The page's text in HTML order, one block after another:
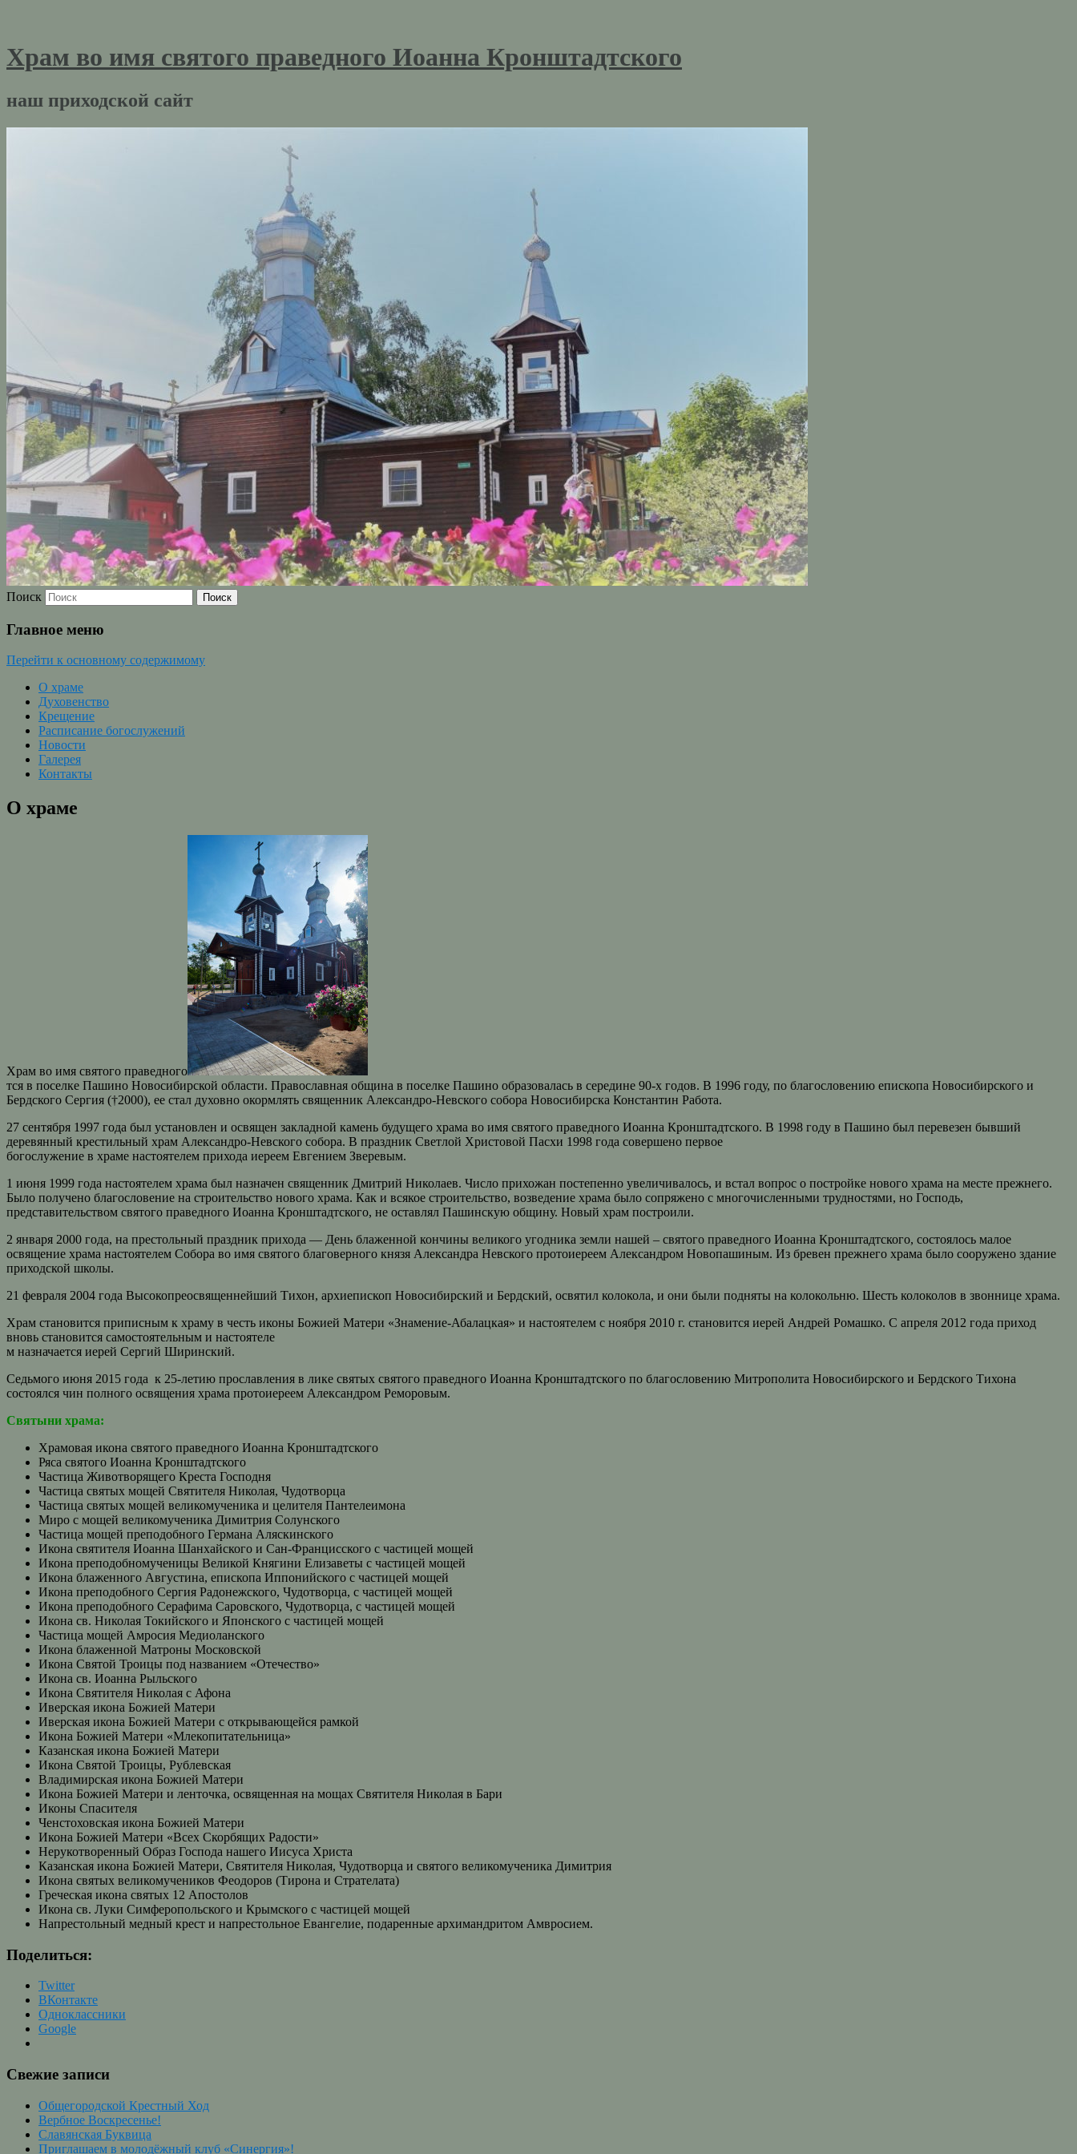
Храм во имя святого праведного Иоанна Кронштадтского
наш приходской сайт
Поиск
Главное меню
Перейти к основному содержимому
О храме
Духовенство
Крещение
Расписание богослужений
Новости
Галерея
Контакты
О храме
Храм во имя святого праведного
тся в поселке Пашино Новосибирской области. Православная община в поселке Пашино образовалась в середине 90-х годов. В 1996 году, по благословению епископа Новосибирского и
Бердского Сергия (†2000), ее стал духовно окормлять священник Александро-Невского собора Новосибирска Константин Работа.
27 сентября 1997 года был установлен и освящен закладной камень будущего храма во имя святого праведного Иоанна Кронштадтского. В 1998 году в Пашино был перевезен бывший
деревянный крестильный храм Александро-Невского собора. В праздник Светлой Христовой Пасхи 1998 года совершено первое
богослужение в храме настоятелем прихода иереем Евгением Зверевым.
1 июня 1999 года настоятелем храма был назначен священник Дмитрий Николаев. Число прихожан постепенно увеличивалось, и встал вопрос о постройке нового храма на месте прежнего.
Было получено благословение на строительство нового храма. Как и всякое строительство, возведение храма было сопряжено с многочисленными трудностями, но Господь,
представительством святого праведного Иоанна Кронштадтского, не оставлял Пашинскую общину. Новый храм построили.
2 января 2000 года, на престольный праздник прихода — День блаженной кончины великого угодника земли нашей – святого праведного Иоанна Кронштадтского, состоялось малое
освящение храма настоятелем Собора во имя святого благоверного князя Александра Невского протоиереем Александром Новопашиным. Из бревен прежнего храма было сооружено здание
приходской школы.
21 февраля 2004 года Высокопреосвященнейший Тихон, архиепископ Новосибирский и Бердский, освятил колокола, и они были подняты на колокольню. Шесть колоколов в звоннице храма.
Храм становится приписным к храму в честь иконы Божией Матери «Знамение-Абалацкая» и настоятелем с ноября 2010 г. становится иерей Андрей Ромашко. С апреля 2012 года приход
вновь становится самостоятельным и настоятеле
м назначается иерей Сергий Ширинский.
Седьмого июня 2015 года к 25-летию прославления в лике святых святого праведного Иоанна Кронштадтского по благословению Митрополита Новосибирского и Бердского Тихона
состоялся чин полного освящения храма протоиереем Александром Реморовым.
Святыни храма:
Храмовая икона святого праведного Иоанна Кронштадтского
Ряса святого Иоанна Кронштадтского
Частица Животворящего Креста Господня
Частица святых мощей Святителя Николая, Чудотворца
Частица святых мощей великомученика и целителя Пантелеимона
Миро с мощей великомученика Димитрия Солунского
Частица мощей преподобного Германа Аляскинского
Икона святителя Иоанна Шанхайского и Сан-Францисского с частицей мощей
Икона преподобномученицы Великой Княгини Елизаветы с частицей мощей
Икона блаженного Августина, епископа Иппонийского с частицей мощей
Икона преподобного Сергия Радонежского, Чудотворца, с частицей мощей
Икона преподобного Серафима Саровского, Чудотворца, с частицей мощей
Икона св. Николая Токийского и Японского с частицей мощей
Частица мощей Амросия Медиоланского
Икона блаженной Матроны Московской
Икона Святой Троицы под названием «Отечество»
Икона св. Иоанна Рыльского
Икона Святителя Николая с Афона
Иверская икона Божией Матери
Иверская икона Божией Матери с открывающейся рамкой
Икона Божией Матери «Млекопитательница»
Казанская икона Божией Матери
Икона Святой Троицы, Рублевская
Владимирская икона Божией Матери
Икона Божией Матери и ленточка, освященная на мощах Святителя Николая в Бари
Иконы Спасителя
Ченстоховская икона Божией Матери
Икона Божией Матери «Всех Скорбящих Радости»
Нерукотворенный Образ Господа нашего Иисуса Христа
Казанская икона Божией Матери, Святителя Николая, Чудотворца и святого великомученика Димитрия
Икона святых великомучеников Феодоров (Тирона и Стрателата)
Греческая икона святых 12 Апостолов
Икона св. Луки Симферопольского и Крымского с частицей мощей
Напрестольный медный крест и напрестольное Евангелие, подаренные архимандритом Амвросием.
Поделиться:
Twitter
ВКонтакте
Одноклассники
Google
Свежие записи
Общегородской Крестный Ход
Вербное Воскресенье!
Славянская Буквица
Приглашаем в молодёжный клуб «Синергия»!